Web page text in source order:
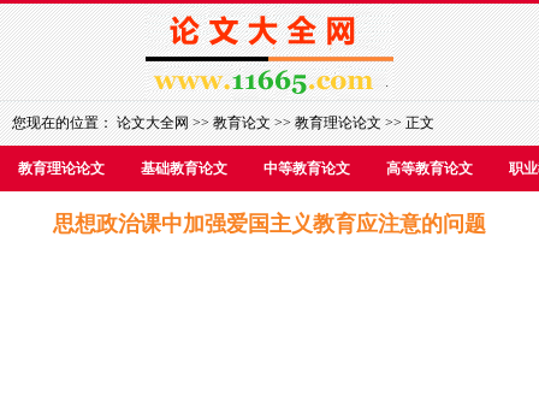
您现在的位置：论文大全网>>教育论文>>教育理论论文>> 正文
教育理论论文 基础教育论文 中等教育论文 高等教育论文 职
思想政治课中加强爱国主义教育应注意的问题